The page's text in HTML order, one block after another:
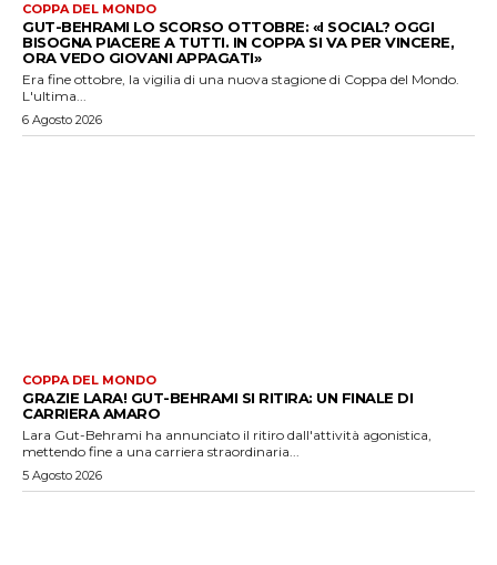
COPPA DEL MONDO
GUT-BEHRAMI LO SCORSO OTTOBRE: «I SOCIAL? OGGI
BISOGNA PIACERE A TUTTI. IN COPPA SI VA PER VINCERE,
ORA VEDO GIOVANI APPAGATI»
Era fine ottobre, la vigilia di una nuova stagione di Coppa del Mondo.
L'ultima...
6 Agosto 2026
COPPA DEL MONDO
GRAZIE LARA! GUT-BEHRAMI SI RITIRA: UN FINALE DI
CARRIERA AMARO
Lara Gut-Behrami ha annunciato il ritiro dall'attività agonistica,
mettendo fine a una carriera straordinaria...
5 Agosto 2026